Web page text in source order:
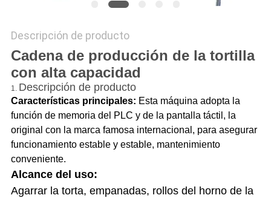
Descripción de producto
Cadena de producción de la tortilla
con alta capacidad
1. Descripción de producto
Características principales: Esta máquina adopta la
función de memoria del PLC y de la pantalla táctil, la
original con la marca famosa internacional, para asegurar
funcionamiento estable y estable, mantenimiento
conveniente.
Alcance del uso:
Agarrar la torta, empanadas, rollos del horno de la